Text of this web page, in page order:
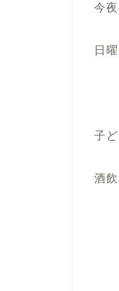
今
日
子
酒